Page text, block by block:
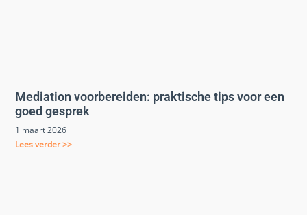
Mediation voorbereiden: praktische tips voor een
goed gesprek
1 maart 2026
Lees verder >>